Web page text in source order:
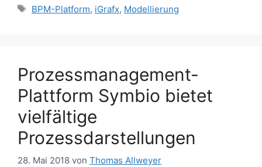
Schlagwörter
BPM-Platform, iGrafx, Modellierung
Prozessmanagement-
Plattform Symbio bietet
vielfältige
Prozessdarstellungen
28. Mai 2018 von Thomas Allweyer